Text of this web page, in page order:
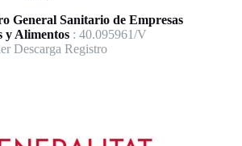
General Sanitario de Empresas
y Alimentos : 40.095961/V
Descarga Registro